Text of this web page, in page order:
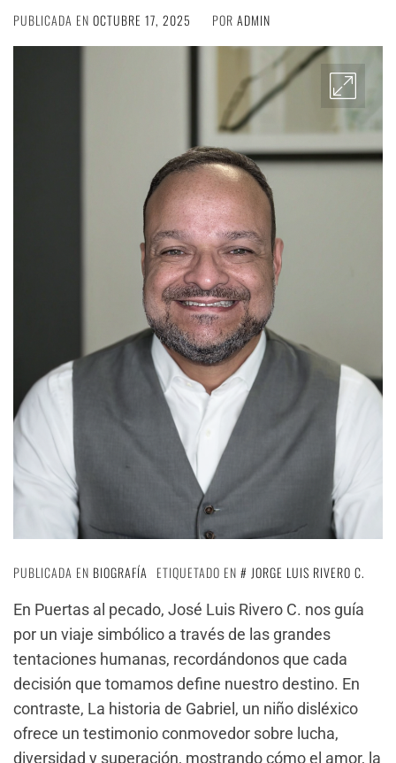
PUBLICADA EN OCTUBRE 17, 2025 POR ADMIN
PUBLICADA EN BIOGRAFÍA ETIQUETADO EN
JORGE LUIS RIVERO C.
En Puertas al pecado, José Luis Rivero C. nos guía
por un viaje simbólico a través de las grandes
tentaciones humanas, recordándonos que cada
decisión que tomamos define nuestro destino. En
contraste, La historia de Gabriel, un niño disléxico
ofrece un testimonio conmovedor sobre lucha,
diversidad y superación, mostrando cómo el amor, la